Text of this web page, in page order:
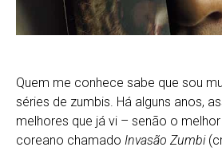
Quem me conhece sabe que sou
séries de zumbis. Há alguns anos,
melhores que já vi – senão o
coreano chamado Invasão Zumbi